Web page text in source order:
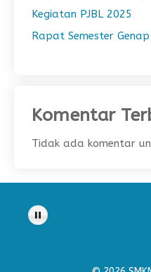
Kegiatan PJBL 2025
Rapat Semester Genap
Komentar
Tidak ada komentar